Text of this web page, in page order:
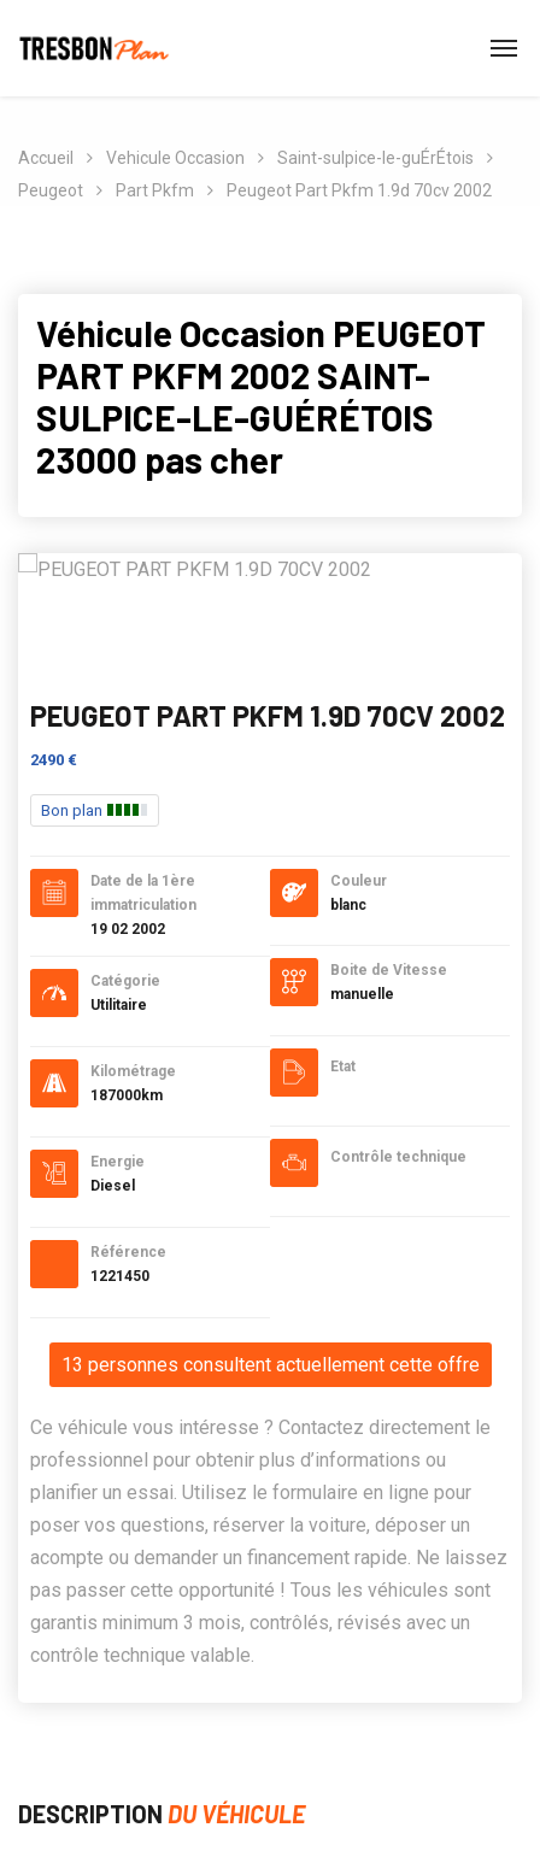
Accueil Vehicule Occasion
Saint-sulpice-le-guÉrÉtois
Peugeot
Part Pkfm Peugeot Part Pkfm 1.9d 70cv 2002
Véhicule Occasion PEUGEOT
PART PKFM 2002 SAINT-
SULPICE-LE-GUÉRÉTOIS
23000 pas cher
PEUGEOT PART PKFM 1.9D 70CV 2002
2490 €
Bon plan
Date de la 1ère
immatriculation
19 02 2002
Catégorie
Utilitaire
Kilométrage
187000km
Energie
Diesel
Référence
1221450
Couleur
blanc
Boite de Vitesse
manuelle
Etat
Contrôle technique
13 personnes consultent actuellement cette offre
Ce véhicule vous intéresse ? Contactez directement le
professionnel pour obtenir plus d’informations ou
planifier un essai. Utilisez le formulaire en ligne pour
poser vos questions, réserver la voiture, déposer un
acompte ou demander un financement rapide. Ne laissez
pas passer cette opportunité ! Tous les véhicules sont
garantis minimum 3 mois, contrôlés, révisés avec un
contrôle technique valable.
DESCRIPTION DU VÉHICULE